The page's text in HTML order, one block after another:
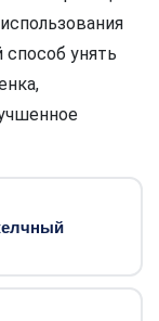
унять